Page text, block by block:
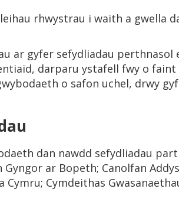
rhwystrau i waith a gwella
ar gyfer sefydliadau perthnasol
darparu ystafell fwy o
o safon uchel, drwy
dan nawdd sefydliadau
Gyngor ar Bopeth; Canolfan
Cymdeithas